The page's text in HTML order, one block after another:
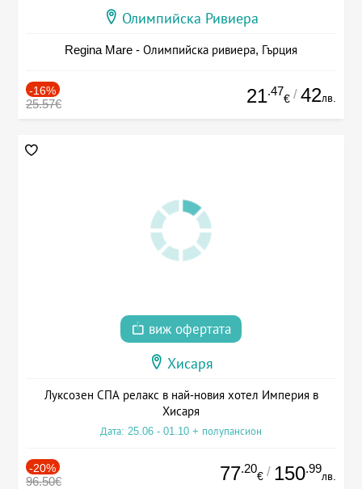
Олимпийска Ривиера
Regina Mare - Олимпийска ривиера, Гърция
-16%
25.57€ 21.47
€ / 42лв.
виж офертата
Хисаря
Луксозен СПА релакс в най-новия хотел Империя в
Хисаря
Дата: 25.06 - 01.10 + полупансион
-20%
96.50€ 77.20
€ / 150.99
лв.